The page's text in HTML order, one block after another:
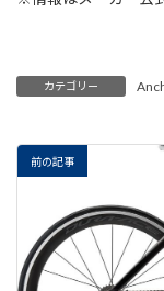
カテゴリー
前の記事